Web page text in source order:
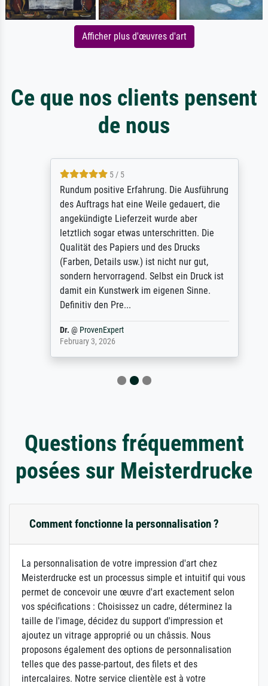
Afficher plus d'œuvres d'art
Ce que nos clients pensent
de nous
5 / 5
Rundum positive Erfahrung. Die Ausführung
des Auftrags hat eine Weile gedauert, die
angekündigte Lieferzeit wurde aber
letztlich sogar etwas unterschritten. Die
Qualität des Papiers und des Drucks
(Farben, Details usw.) ist nicht nur gut,
sondern hervorragend. Selbst ein Druck ist
damit ein Kunstwerk im eigenen Sinne.
Definitiv den Pre...
@ ProvenExpert
February 3, 2026
Questions fréquemment
posées sur Meisterdrucke
Comment fonctionne la personnalisation ?
La personnalisation de votre impression d'art chez
Meisterdrucke est un processus simple et intuitif qui vous
permet de concevoir une œuvre d'art exactement selon
vos spécifications : Choisissez un cadre, déterminez la
taille de l'image, décidez du support d'impression et
ajoutez un vitrage approprié ou un châssis. Nous
proposons également des options de personnalisation
telles que des passe-partout, des filets et des
intercalaires. Notre service clientèle est à votre